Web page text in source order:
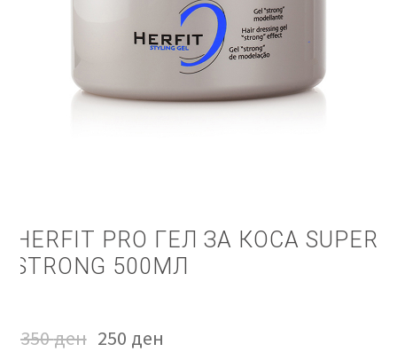
НАШИ БРЕНДОВИ ЗА КОЗМЕТИКА И ФРИЗЕРАЈ
ПЛАЌАЊЕ
ПРОИЗВОДИ
КОНТАКТ
HERFIT PRO ГЕЛ ЗА КОСА SUPER
STRONG 500МЛ
350ден 250 ден